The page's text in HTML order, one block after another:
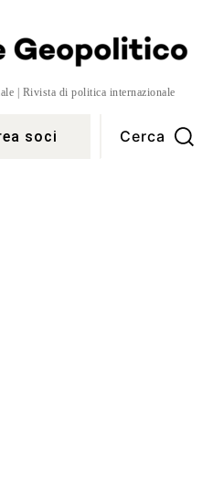
| Rivista di politica internazionale
soci Cerca